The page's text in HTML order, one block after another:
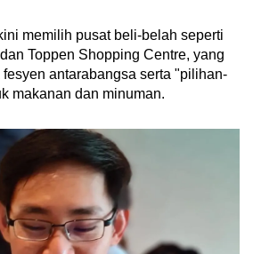
memilih pusat beli-belah seperti
Toppen Shopping Centre, yang
antarabangsa serta "pilihan-
makanan dan minuman.